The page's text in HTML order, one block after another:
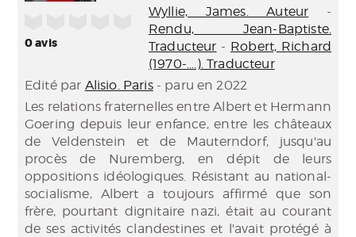
0avis
Wyllie, James. Auteur -
Rendu, Jean-Baptiste.
Traducteur - Robert, Richard
(1970-....). Traducteur
Edité par Alisio. Paris- paru en 2022
Les relations fraternelles entre Albert et Hermann
Goering depuis leur enfance, entre les châteaux
de Veldenstein et de Mauterndorf, jusqu'au
procès de Nuremberg, en dépit de leurs
oppositions idéologiques. Résistant au national-
socialisme, Albert a toujours affirmé que son
frère, pourtant dignitaire nazi, était au courant
de ses activités clandestines et l'avait protégé à